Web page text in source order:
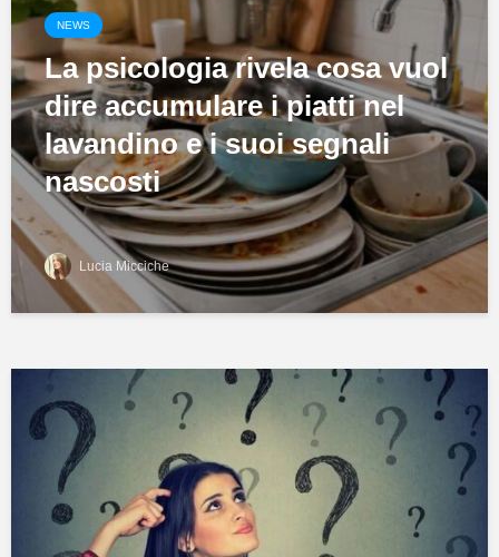
NEWS
La psicologia rivela cosa vuol
dire accumulare i piatti nel
lavandino e i suoi segnali
nascosti
Lucia Micciche